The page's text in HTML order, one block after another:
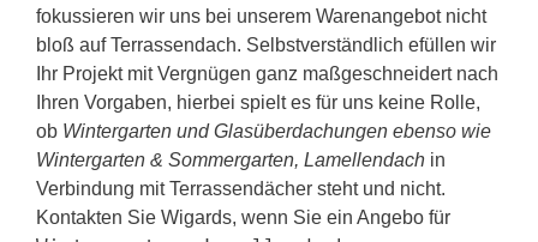
fokussieren wir uns bei unserem Warenangebot nicht
bloß auf Terrassendach. Selbstverständlich efüllen wir
Ihr Projekt mit Vergnügen ganz maßgeschneidert nach
Ihren Vorgaben, hierbei spielt es für uns keine Rolle,
ob Wintergarten und Glasüberdachungen ebenso wie
Wintergarten & Sommergarten, Lamellendach in
Verbindung mit Terrassendächer steht und nicht.
Kontakten Sie Wigards, wenn Sie ein Angebo für